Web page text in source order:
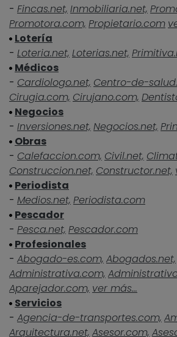
- Fincas.net, Inmobiliaria.net,
Promotora.com, Propietario.com
Lotería
- Loteria.net, Loterias.net,
Médicos
- Cardiologo.net, Centro-de-
Cirugia.com, Cirujano.com,
Negocios
- Inversiones.net, Negocios.net,
Obras
- Calefaccion.com, Civil.net,
Construccion.net, Constructor.net,
Periodista
- Medios.net, Periodista.com
Pescador
- Pesca.net, Pescador.com
Profesionales
- Abogado-es.com, Abogados.net,
Administrativa.com,
Aparejador.com, ver más...
Servicios
- Agencia-de-transportes.com,
Arquitectura.net, Asesor.com,